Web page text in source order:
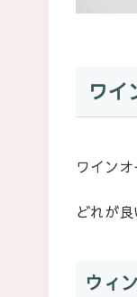
ワイ
ワイン
どれが
ウィ